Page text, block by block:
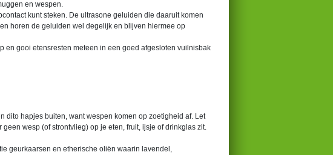
en wespen.
kunt steken. De ultrasone geluiden die daaruit komen
horen de geluiden wel degelijk en blijven hiermee op
en gooi etensresten meteen in een goed afgesloten vuilnisbak
dito hapjes buiten, want wespen komen op zoetigheid af. Let
wesp (of strontvlieg) op je eten, fruit, ijsje of drinkglas zit.
geurkaarsen en etherische oliën waarin lavendel,